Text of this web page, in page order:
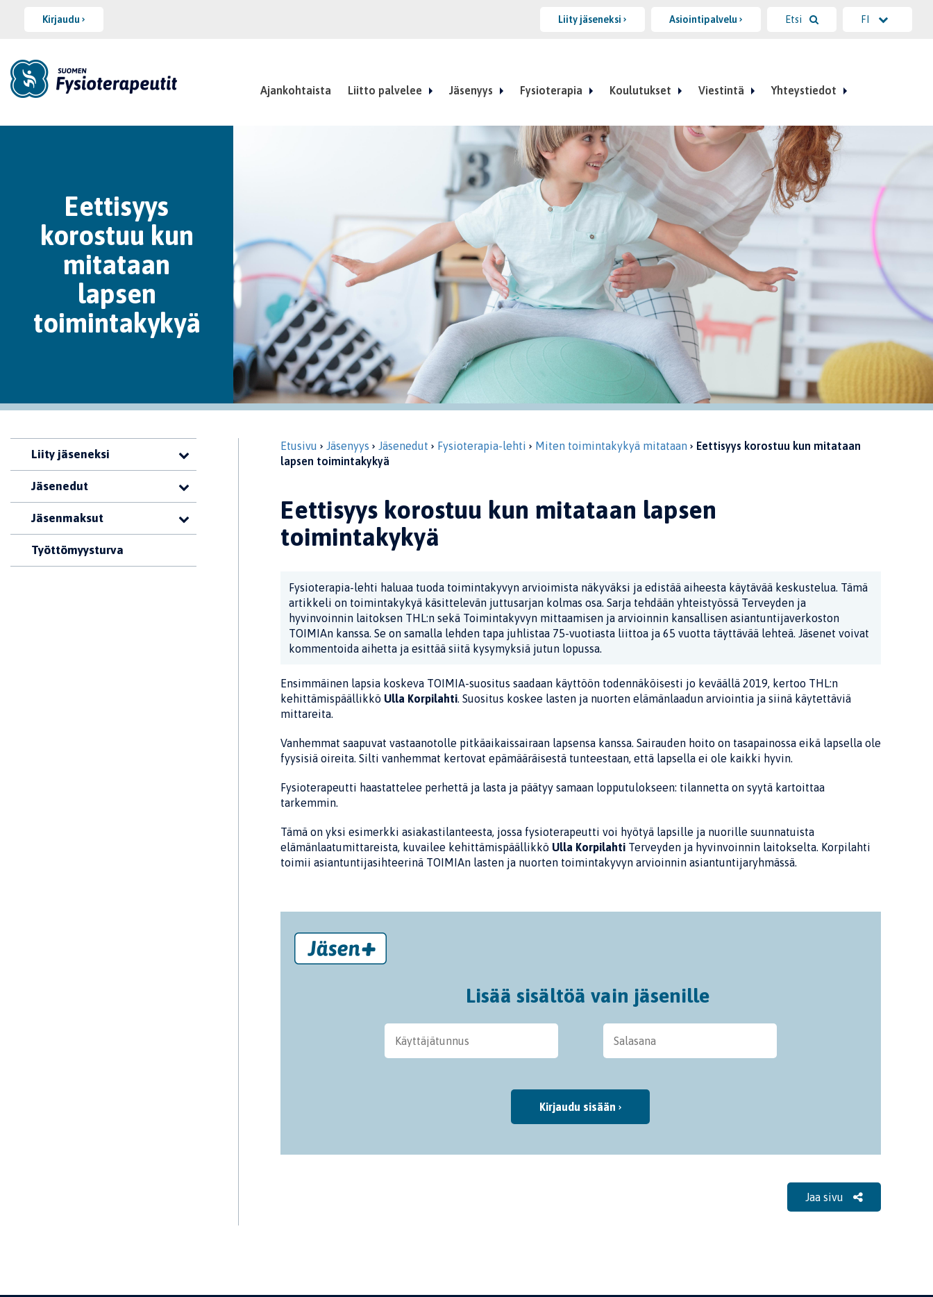
Kirjaudu Liity jäseneksi Asiointipalvelu Etsi FI
Ajankohtaista Liitto palvelee Jäsenyys Fysioterapia Koulutukset Viestintä Yhteystiedot
Eettisyys
korostuu kun
mitataan
lapsen
toimintakykyä
Liity jäseneksi
Jäsenedut
Jäsenmaksut
Työttömyysturva
Etusivu Jäsenyys Jäsenedut Fysioterapia-lehti Miten toimintakykyä mitataan
Eettisyys korostuu kun mitataan
lapsen toimintakykyä
Eettisyys korostuu kun mitataan lapsen
toimintakykyä
Fysioterapia-lehti haluaa tuoda toimintakyvyn arvioimista näkyväksi ja edistää aiheesta käytävää keskustelua. Tämä
artikkeli on toimintakykyä käsittelevän juttusarjan kolmas osa. Sarja tehdään yhteistyössä Terveyden ja
hyvinvoinnin laitoksen THL:n sekä Toimintakyvyn mittaamisen ja arvioinnin kansallisen asiantuntijaverkoston
TOIMIAn kanssa. Se on samalla lehden tapa juhlistaa 75-vuotiasta liittoa ja 65 vuotta täyttävää lehteä. Jäsenet voivat
kommentoida aihetta ja esittää siitä kysymyksiä jutun lopussa.
Ensimmäinen lapsia koskeva TOIMIA-suositus saadaan käyttöön todennäköisesti jo keväällä 2019, kertoo THL:n
kehittämispäällikkö Ulla Korpilahti. Suositus koskee lasten ja nuorten elämänlaadun arviointia ja siinä käytettäviä
mittareita.
Vanhemmat saapuvat vastaanotolle pitkäaikaissairaan lapsensa kanssa. Sairauden hoito on tasapainossa eikä lapsella ole
fyysisiä oireita. Silti vanhemmat kertovat epämääräisestä tunteestaan, että lapsella ei ole kaikki hyvin.
Fysioterapeutti haastattelee perhettä ja lasta ja päätyy samaan lopputulokseen: tilannetta on syytä kartoittaa
tarkemmin.
Tämä on yksi esimerkki asiakastilanteesta, jossa fysioterapeutti voi hyötyä lapsille ja nuorille suunnatuista
elämänlaatumittareista, kuvailee kehittämispäällikkö Ulla KorpilahtiTerveyden ja hyvinvoinnin laitokselta. Korpilahti
toimii asiantuntijasihteerinä TOIMIAn lasten ja nuorten toimintakyvyn arvioinnin asiantuntijaryhmässä.
Lisää sisältöä vain jäsenille
Kirjaudu sisään
Jaa sivu